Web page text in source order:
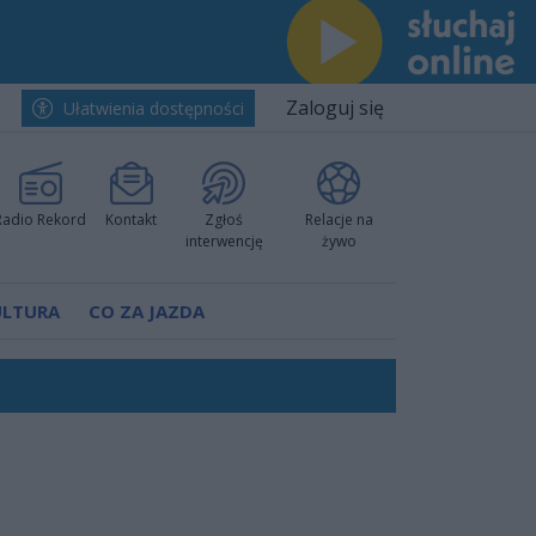
Ułatwienia dostępności Zaloguj się
Rekord Kontakt
Zgłoś
interwencję
Relacje na
żywo
CO ZA JAZDA
pokazali klasę
nową sportową tradycję"